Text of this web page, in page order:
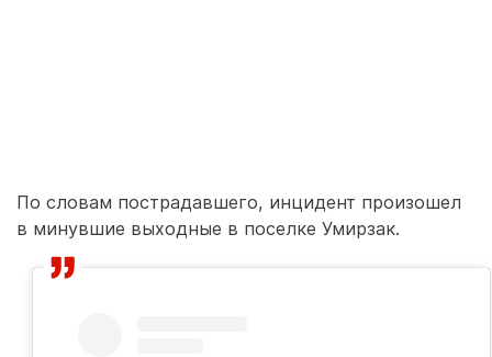
По словам пострадавшего, инцидент произошел
в минувшие выходные в поселке Умирзак.